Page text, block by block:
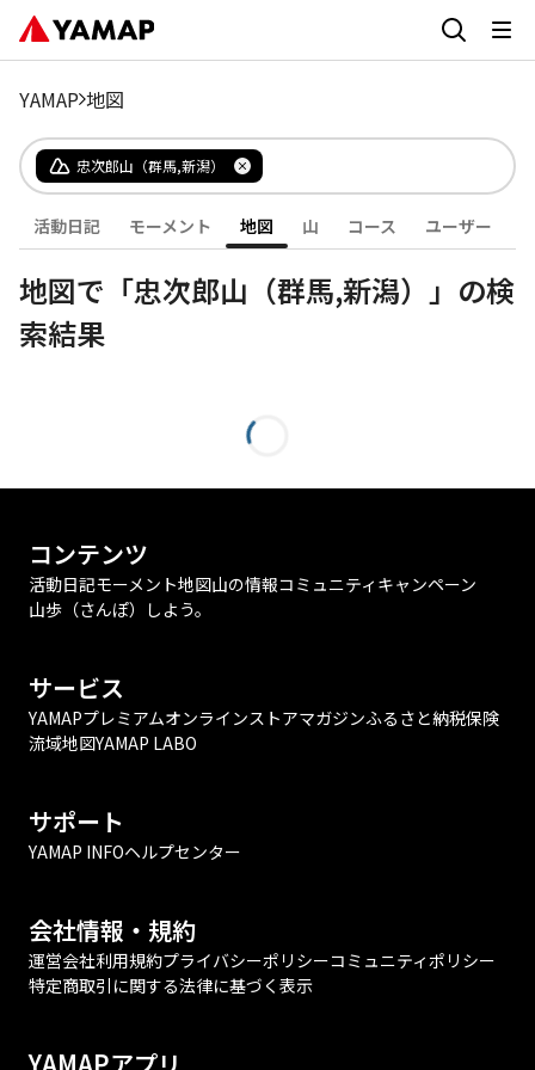
YAMAP 地図
忠次郎山（群馬,新潟）
活動日記 モーメント 地図 山 コース ユーザー
地図で「忠次郎山（群馬,新潟）」の検
索結果
コンテンツ
活動日記モーメント地図山の情報コミュニティ キャンペーン
山歩（さんぽ）しよう。
サービス
YAMAPプレミアムオンラインストアマガジンふるさと納税保険
流域地図YAMAP LABO
サポート
YAMAP INFOヘルプセンター
会社情報・規約
運営会社利用規約プライバシーポリシーコミュニティポリシー
特定商取引に関する法律に基づく表示